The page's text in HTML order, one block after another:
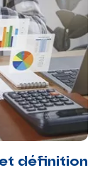
définition